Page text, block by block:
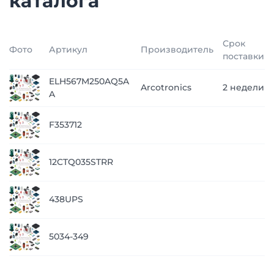
Фото Артикул Производитель
Срок
поставки
ELH567M250AQ5A
A
Arcotronics 2 недели
F353712
12CTQ035STRR
438UPS
5034-349